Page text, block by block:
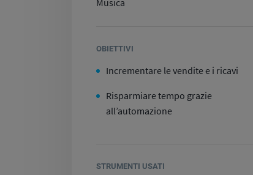
Musica
OBIETTIVI
Incrementare le vendite e i ricavi
Risparmiare tempo grazie
all’automazione
STRUMENTI USATI